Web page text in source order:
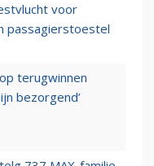
voor
passagierstoestel
terugwinnen
bezorgend’